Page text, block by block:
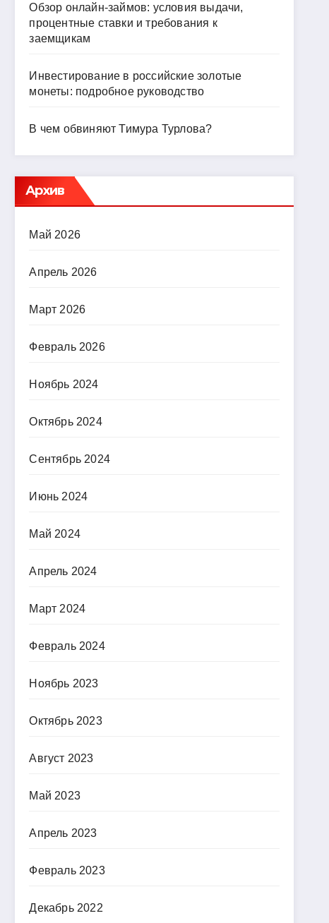
Обзор онлайн-займов: условия выдачи,
процентные ставки и требования к
заемщикам
Инвестирование в российские золотые
монеты: подробное руководство
В чем обвиняют Тимура Турлова?
Архив
Май 2026
Апрель 2026
Март 2026
Февраль 2026
Ноябрь 2024
Октябрь 2024
Сентябрь 2024
Июнь 2024
Май 2024
Апрель 2024
Март 2024
Февраль 2024
Ноябрь 2023
Октябрь 2023
Август 2023
Май 2023
Апрель 2023
Февраль 2023
Декабрь 2022